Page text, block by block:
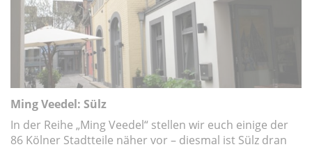
Ming Veedel: Sülz
In der Reihe „Ming Veedel“ stellen wir euch einige der
86 Kölner Stadtteile näher vor – diesmal ist Sülz dran